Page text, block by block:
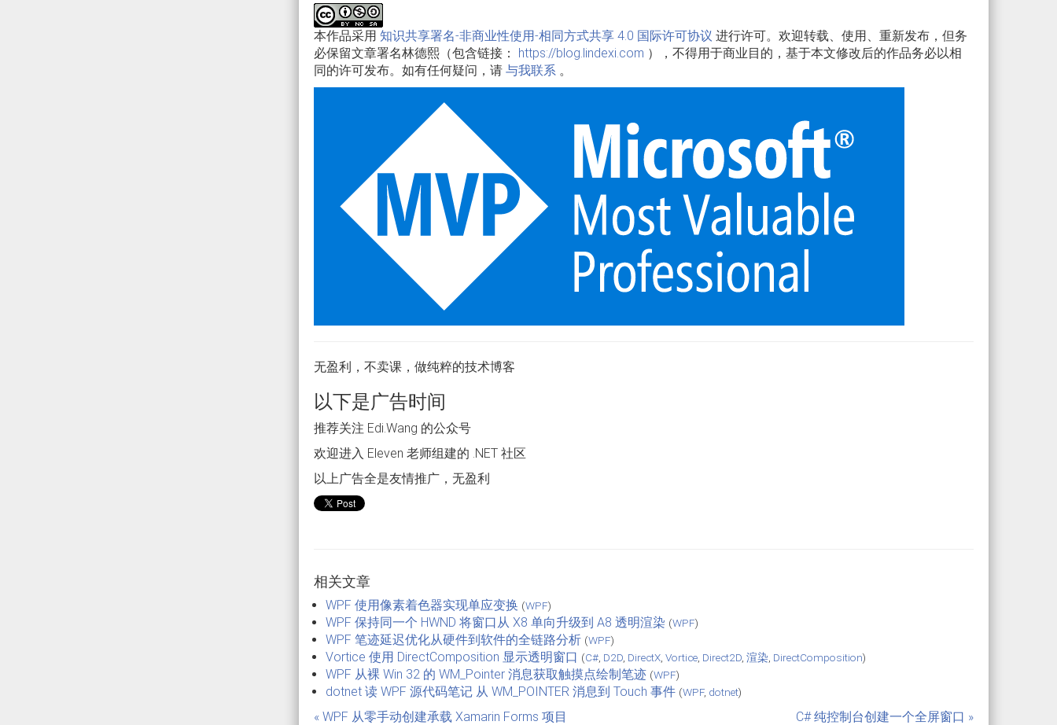
本作品采用 知识共享署名-非商业性使用-相同方式共享 4.0 国际许可协议 进行许可。欢迎转载、使用、重新发布，但务
必保留文章署名林德熙（包含链接： https://blog.lindexi.com ），不得用于商业目的，基于本文修改后的作品务必以相
同的许可发布。如有任何疑问，请 与我联系。
无盈利，不卖课，做纯粹的技术博客
以下是广告时间
推荐关注 Edi.Wang 的公众号
欢迎进入 Eleven 老师组建的 .NET 社区
以上广告全是友情推广，无盈利
相关文章
WPF 使用像素着色器实现单应变换 (WPF)
WPF 保持同一个 HWND 将窗口从 X8 单向升级到 A8 透明渲染 (WPF)
WPF 笔迹延迟优化从硬件到软件的全链路分析 (WPF)
Vortice 使用 DirectComposition 显示透明窗口 (C#, D2D, DirectX, Vortice, Direct2D, 渲染 DirectComposition)
WPF 从裸 Win 32 的 WM_Pointer 消息获取触摸点绘制笔迹 (WPF)
dotnet 读 WPF 源代码笔记 从 WM_POINTER 消息到 Touch 事件 (WPF, dotnet)
« WPF 从零手动创建承载 Xamarin Forms 项目 C# 纯控制台创建一个全屏窗口 »